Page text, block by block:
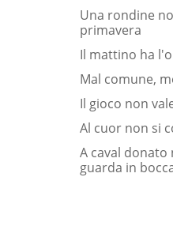
Una rondine
primavera
Il mattino ha
Mal comune,
Il gioco non
Al cuor non si
A caval donato
guarda in